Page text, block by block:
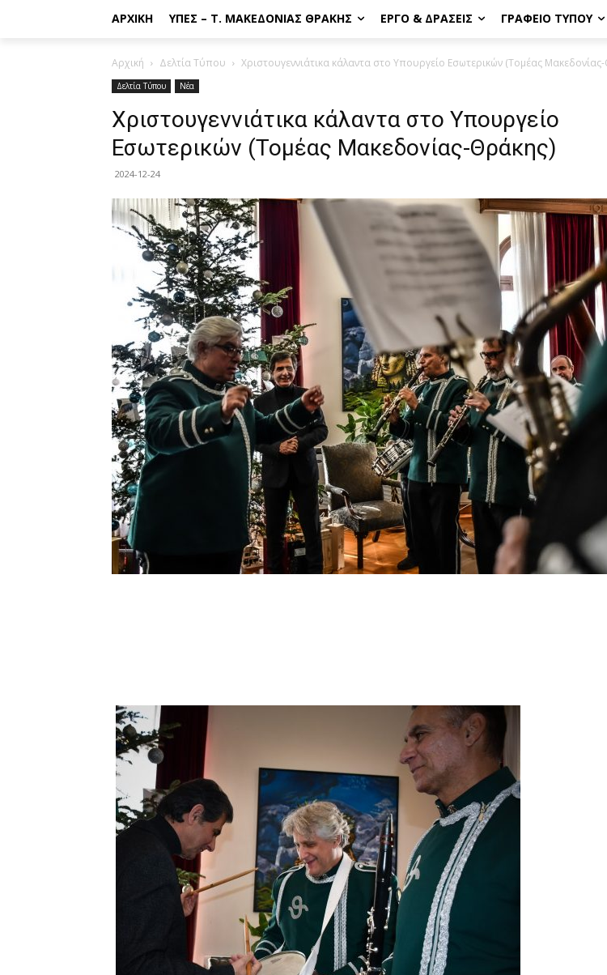
ΑΡΧΙΚΉ ΥΠΕΣ – Τ. ΜΑΚΕΔΟΝΊΑΣ ΘΡΆΚΗΣ ΈΡΓΟ & ΔΡΆΣΕΙΣ ΓΡΑΦΕΊΟ ΤΎΠΟΥ
Αρχική Δελτία Τύπου Χριστουγεννιάτικα κάλαντα στο Υπουργείο Εσωτερικών (Τομέας
Δελτία Τύπου Νέα
Χριστουγεννιάτικα κάλαντα στο Υπουργείο
Εσωτερικών (Τομέας Μακεδονίας-Θράκης)
2024-12-24